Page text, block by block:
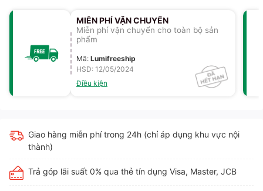
MIỄN PHÍ VẬN CHUYỂN
Miễn phí vận chuyển cho toàn bộ sản
phẩm
Mã: Lumifreeship
HSD: 12/05/2024
Điều kiện
Giao hàng miễn phí trong 24h (chỉ áp dụng khu vực nội
thành)
Trả góp lãi suất 0% qua thẻ tín dụng Visa, Master, JCB